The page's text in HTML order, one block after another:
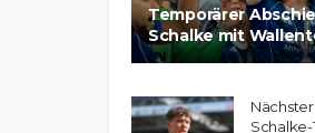
Temporärer
Schalke mit